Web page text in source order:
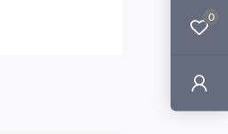
0